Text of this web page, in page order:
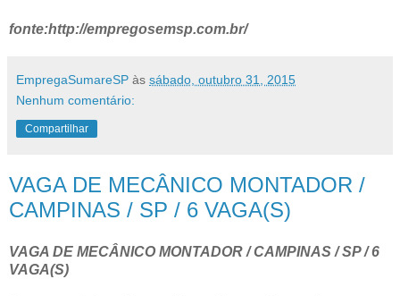
fonte:http://empregosemsp.com.br/
EmpregaSumareSP às sábado, outubro 31, 2015
Nenhum comentário:
Compartilhar
VAGA DE MECÂNICO MONTADOR /
CAMPINAS / SP / 6 VAGA(S)
VAGA DE MECÂNICO MONTADOR / CAMPINAS / SP / 6
VAGA(S)